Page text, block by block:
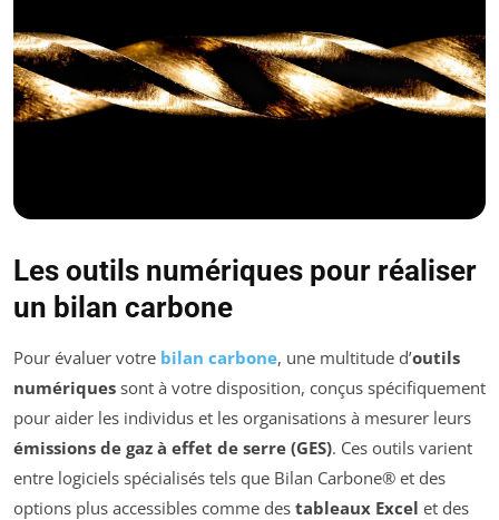
Les outils numériques pour réaliser
un bilan carbone
Pour évaluer votre bilan carbone, une multitude d’outils
numériques sont à votre disposition, conçus spécifiquement
pour aider les individus et les organisations à mesurer leurs
émissions de gaz à effet de serre (GES). Ces outils varient
entre logiciels spécialisés tels que Bilan Carbone® et des
options plus accessibles comme des tableaux Excel et des